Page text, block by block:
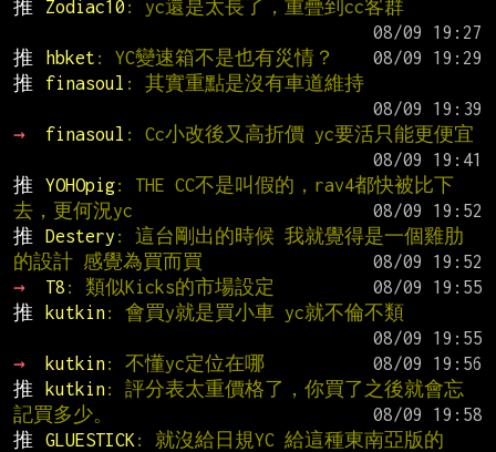
推
Zodiac10 : yc還是太長了，重疊到cc客群
推
hbket : YC變速箱不是也有災情？
推
finasoul : 其實重點是沒有車道維持
→
finasoul : Cc小改後又高折價 yc要活只能更便宜
推
YOHOpig: THE CC不是叫假的，rav4都快被比下
去，更何況yc
推
Destery : 這台剛出的時候 我就覺得是一個雞肋
的設計 感覺為買而買
→
T8 : 類似Kicks的市場設定
推
kutkin: 會買y就是買小車 yc就不倫不類
→
kutkin: 不懂yc定位在哪
推
kutkin: 評分表太重價格了，你買了之後就會忘
記買多少。
推
GLUESTICK : 就沒給日規YC 給這種東南亞版的